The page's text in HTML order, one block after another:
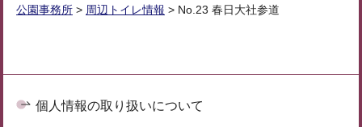
公園事務所 > 周辺トイレ情報 > No.23 春日大社参道
個人情報の取り扱いについて